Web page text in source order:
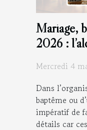
Mariage,
2026 :
Mercredi 4
Dans
baptême ou
impératif de
détails car